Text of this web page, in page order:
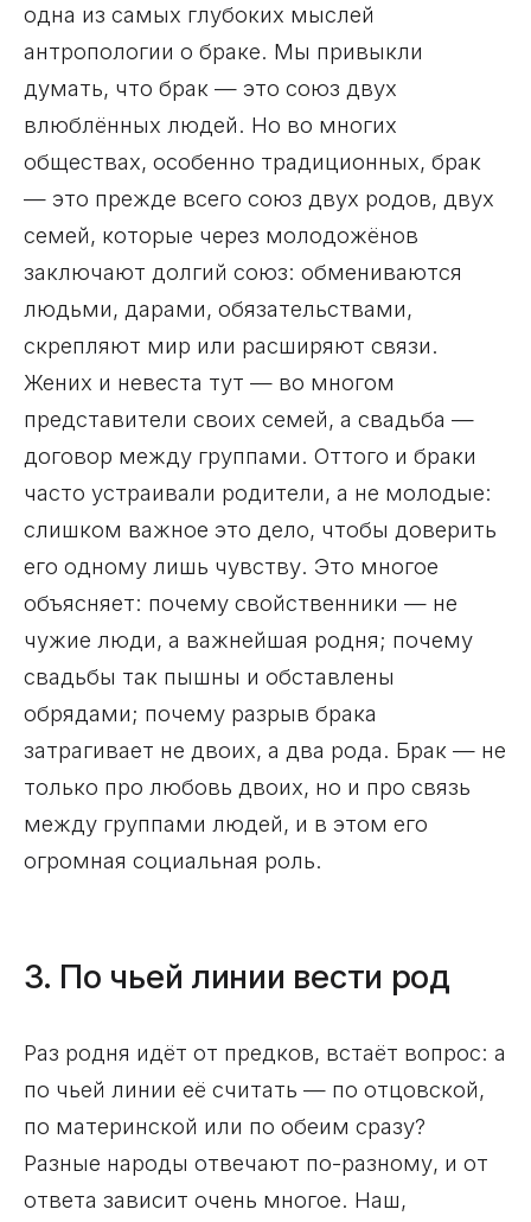
одна из самых глубоких мыслей
антропологии о браке. Мы привыкли
думать, что брак — это союз двух
влюблённых людей. Но во многих
обществах, особенно традиционных, брак
— это прежде всего союз двух родов, двух
семей, которые через молодожёнов
заключают долгий союз: обмениваются
людьми, дарами, обязательствами,
скрепляют мир или расширяют связи.
Жених и невеста тут — во многом
представители своих семей, а свадьба —
договор между группами. Оттого и браки
часто устраивали родители, а не молодые:
слишком важное это дело, чтобы доверить
его одному лишь чувству. Это многое
объясняет: почему свойственники — не
чужие люди, а важнейшая родня; почему
свадьбы так пышны и обставлены
обрядами; почему разрыв брака
затрагивает не двоих, а два рода. Брак — не
только про любовь двоих, но и про связь
между группами людей, и в этом его
огромная социальная роль.
3. По чьей линии вести род
Раз родня идёт от предков, встаёт вопрос: а
по чьей линии её считать — по отцовской,
по материнской или по обеим сразу?
Разные народы отвечают по-разному, и от
ответа зависит очень многое. Наш,